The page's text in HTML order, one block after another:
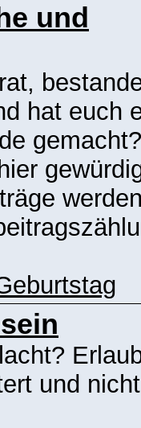
und
hat euch
und nicht